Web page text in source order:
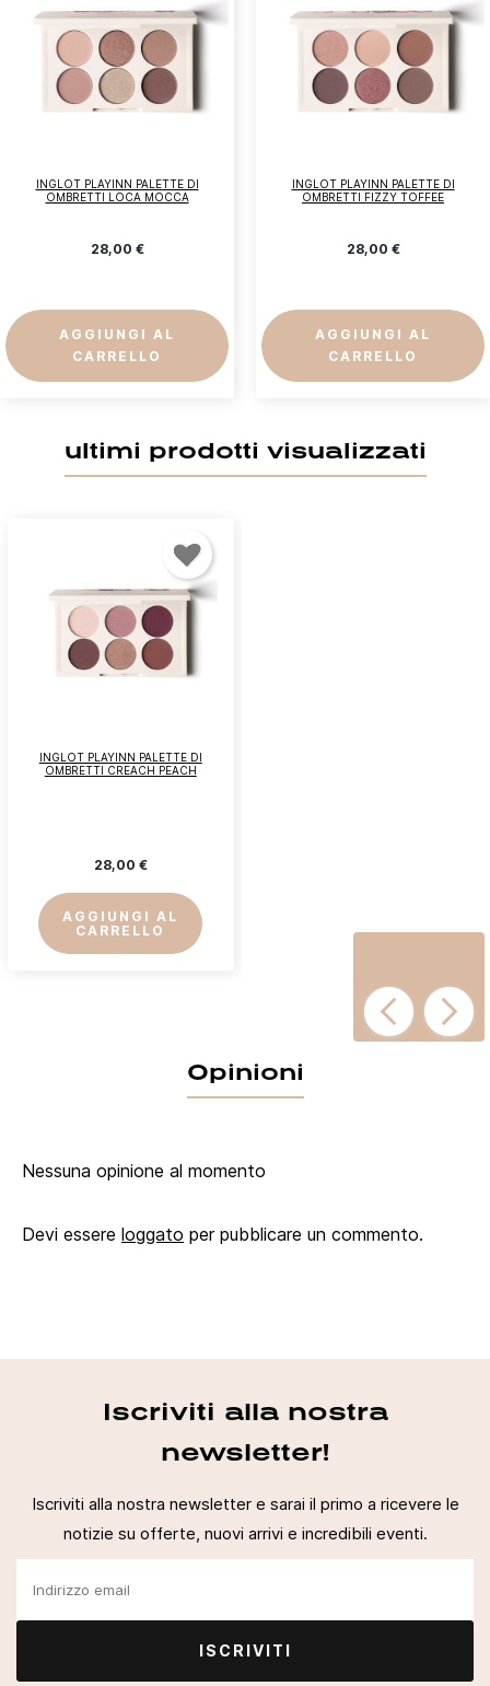
INGLOT PLAYINN PALETTE DI
OMBRETTI LOCA MOCCA
28,00 €
AGGIUNGI AL
CARRELLO
INGLOT PLAYINN PALETTE DI
OMBRETTI FIZZY TOFFEE
28,00 €
AGGIUNGI AL
CARRELLO
ultimi prodotti visualizzati
INGLOT PLAYINN PALETTE DI
OMBRETTI CREACH PEACH
28,00 €
AGGIUNGI AL
CARRELLO
Opinioni
Nessuna opinione al momento
Devi essere loggato per pubblicare un commento.
Iscriviti alla nostra
newsletter!
Iscriviti alla nostra newsletter e sarai il primo a ricevere le
notizie su offerte, nuovi arrivi e incredibili eventi.
ISCRIVITI
Devi essere loggato per salvare prodotti nella tua
lista dei desideri.